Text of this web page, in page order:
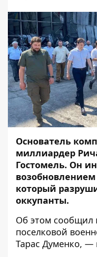
Основатель
миллиардер
Гостомель. Он
который
оккупанты.
Об этом сообщил
поселковой
Тарас Думенко, —